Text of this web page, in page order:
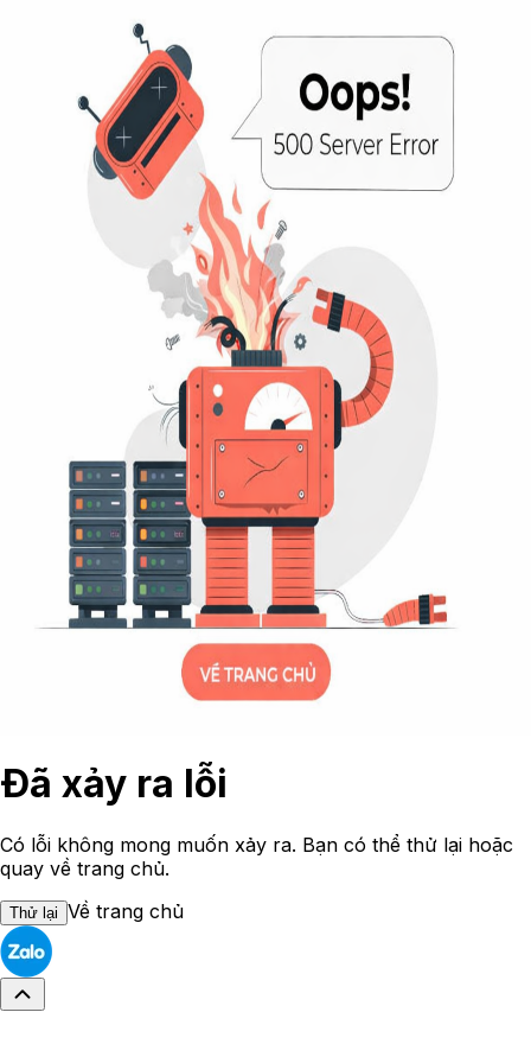
Đã xảy ra lỗi
Có lỗi không mong muốn xảy ra. Bạn có thể thử lại hoặc
quay về trang chủ.
Thử lại Về trang chủ